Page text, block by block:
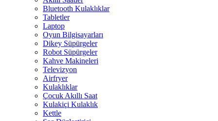
Bluetooth Kulaklıklar
Tabletler
Laptop
Oyun Bilgisayarları
Dikey Süpürgeler
Robot Süpürgeler
Kahve Makineleri
Televizyon
Airfryer
Kulaklıklar
Çocuk Akıllı Saat
Kulakiçi Kulaklık
Kettle